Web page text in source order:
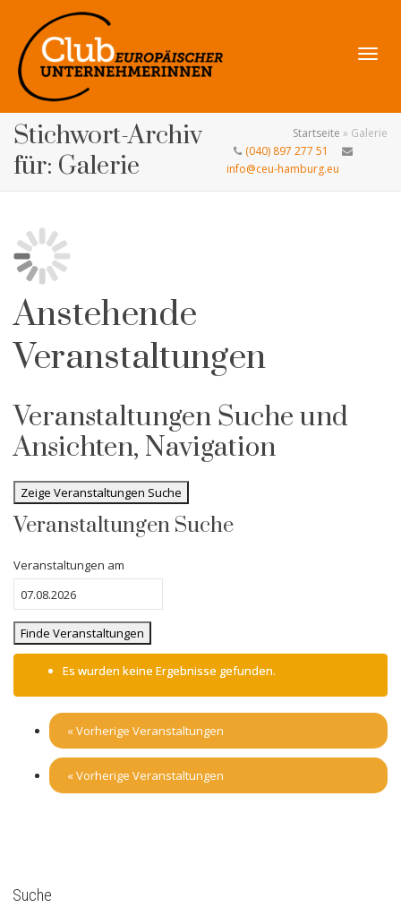
Stichwort-Archiv
für: Galerie
Startseite » Galerie
(040) 897 277 51
info@ceu-hamburg.eu
Anstehende
Veranstaltungen
Veranstaltungen Suche und
Ansichten, Navigation
Zeige Veranstaltungen Suche
Veranstaltungen Suche
Veranstaltungen am
Es wurden keine Ergebnisse gefunden.
«Vorherige Veranstaltungen
«Vorherige Veranstaltungen
Suche